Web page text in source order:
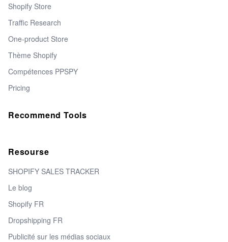
Shopify Store
Traffic Research
One-product Store
Thème Shopify
Compétences PPSPY
Pricing
Recommend Tools
Resourse
SHOPIFY SALES TRACKER
Le blog
Shopify FR
Dropshipping FR
Publicité sur les médias sociaux